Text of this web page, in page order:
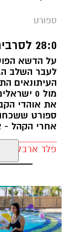
ספורט
28:0 לסרבים. וזו לא תוצאת המשחק
על הדשא
לעבר השלב
מול 0
את אוהדי
ספורט
אחרי הקהל -
פלד ארבלי / 12:04 05.08.26
תגים:הפועל